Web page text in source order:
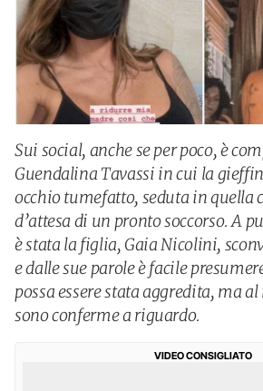
Sui social, anche se per poco, è
Guendalina Tavassi in cui la
occhio tumefatto, seduta in quella
d’attesa di un pronto soccorso. A
è stata la figlia, Gaia Nicolini,
e dalle sue parole è facile
possa essere stata aggredita, ma
sono conferme a riguardo.
VIDEO CONSIGLIATO